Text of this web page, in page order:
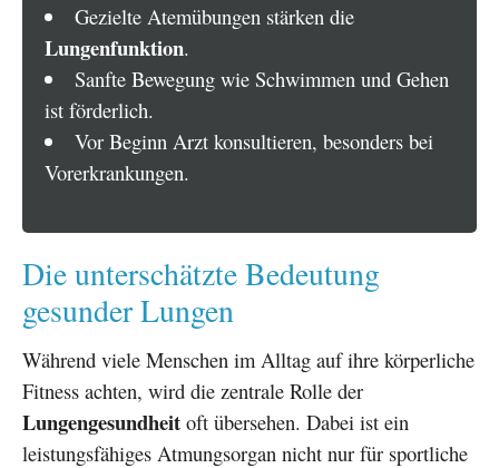
Gezielte Atemübungen stärken die
Lungenfunktion.
Sanfte Bewegung wie Schwimmen und Gehen
ist förderlich.
Vor Beginn Arzt konsultieren, besonders bei
Vorerkrankungen.
Die unterschätzte Bedeutung
gesunder Lungen
Während viele Menschen im Alltag auf ihre körperliche
Fitness achten, wird die zentrale Rolle der
Lungengesundheit oft übersehen. Dabei ist ein
leistungsfähiges Atmungsorgan nicht nur für sportliche